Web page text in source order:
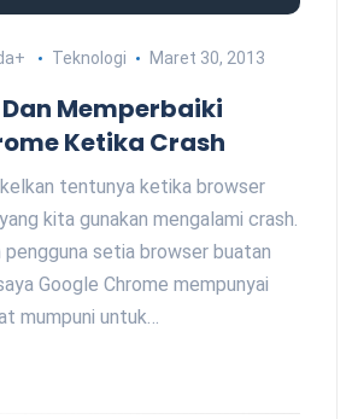
+ Teknologi Maret 30, 2013
Memperbaiki
Ketika Crash
tentunya ketika browser
kita gunakan mengalami crash.
pengguna setia browser buatan
Google Chrome mempunyai
mumpuni untuk…